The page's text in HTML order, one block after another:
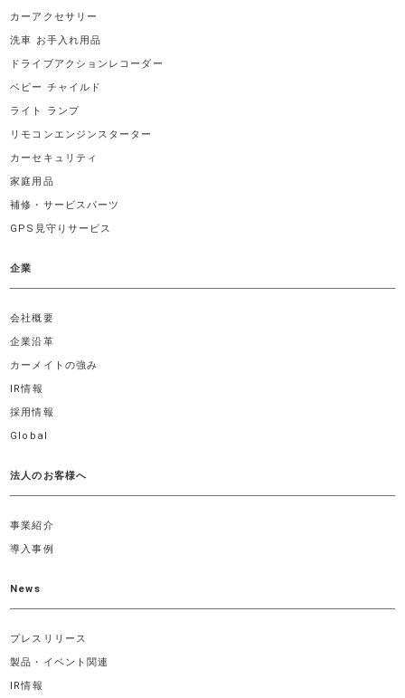
カーアクセサリー
洗車 お手入れ用品
ドライブアクションレコーダー
ベビー チャイルド
ライト ランプ
リモコンエンジンスターター
カーセキュリティ
家庭用品
補修・サービスパーツ
GPS見守りサービス
企業
会社概要
企業沿革
カーメイトの強み
IR情報
採用情報
Global
法人のお客様へ
事業紹介
導入事例
News
プレスリリース
製品・イベント関連
IR情報